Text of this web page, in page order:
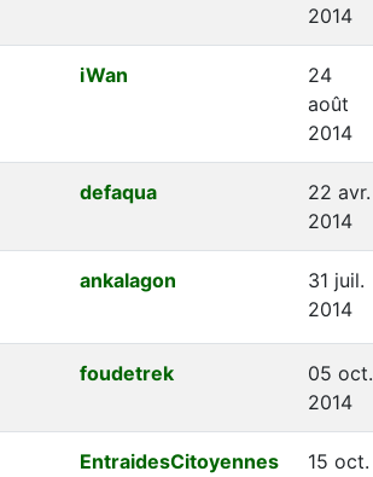
2014
iWan
24
août
2014
defaqua
22 avr.
2014
ankalagon
31 juil.
2014
foudetrek
05 oct.
2014
EntraidesCitoyennes
15 oct.